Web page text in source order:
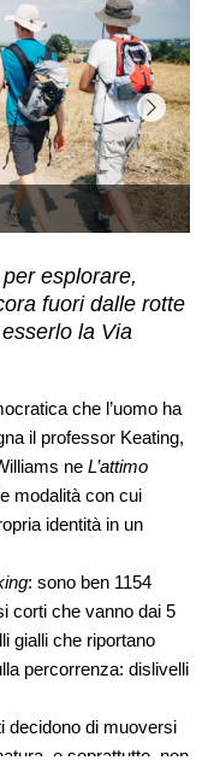
esplorare,
fuori dalle rotte
la Via
che l’uomo ha
il professor Keating,
ne L’attimo
modalità con cui
identità in un
: sono ben 1154
corti che vanno dai 5
gialli che riportano
percorrenza: dislivelli
decidono di muoversi
e soprattutto, non